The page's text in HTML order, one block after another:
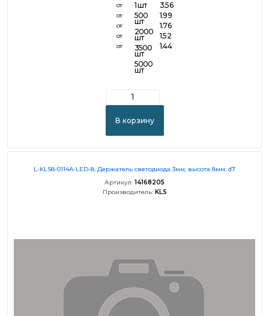
от
от
от
от
от
1 шт
500
шт
2000
шт
3500
шт
5000
шт
3.56
1.99
1.76
1.52
1.44
В корзину
L-KLS8-0114A-LED-8, Держатель светодиода 3мм, высота 8мм, d7
Артикул: 14168205
Производитель: KLS